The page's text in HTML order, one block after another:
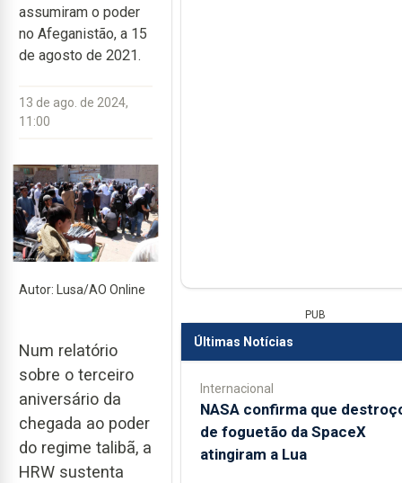
assumiram o poder
no Afeganistão, a 15
de agosto de 2021.
13 de ago. de 2024,
11:00
Autor: Lusa/AO Online
Num relatório
sobre o terceiro
aniversário da
chegada ao poder
do regime talibã, a
HRW sustenta
PUB
Últimas Notícias
Internacional
NASA confirma que
de foguetão da SpaceX
atingiram a Lua